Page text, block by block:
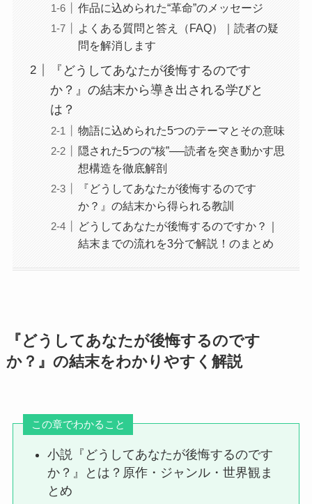
作品に込められた“革命”のメッセージ
よくある質問と答え（FAQ）｜読者の疑
問を解消します
『どうしてあなたが後悔するのです
か？』の結末から導き出される学びと
は？
物語に込められた5つのテーマとその意味
隠された5つの“核”──読者を突き動かす思
想構造を徹底解剖
『どうしてあなたが後悔するのです
か？』の結末から得られる教訓
どうしてあなたが後悔するのですか？｜
結末までの流れを3分で解説！のまとめ
『どうしてあなたが後悔するのです
か？』の結末をわかりやすく解説
この章でわかること
小説『どうしてあなたが後悔するのです
か？』とは？原作・ジャンル・世界観ま
とめ